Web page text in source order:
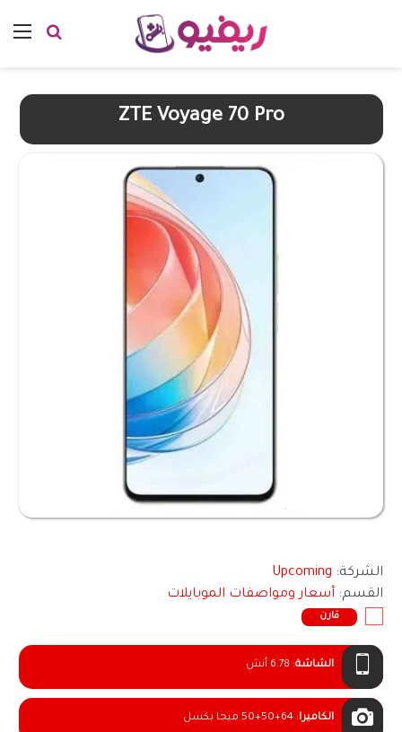
بحث
ZTE Voyage 70 Pro
الشركة: Upcoming
القسم: أسعار ومواصفات الموبايلات
قارن
الشاشة: 6.78 أنش
الكاميرا:50+50+64 ميجا بكسل